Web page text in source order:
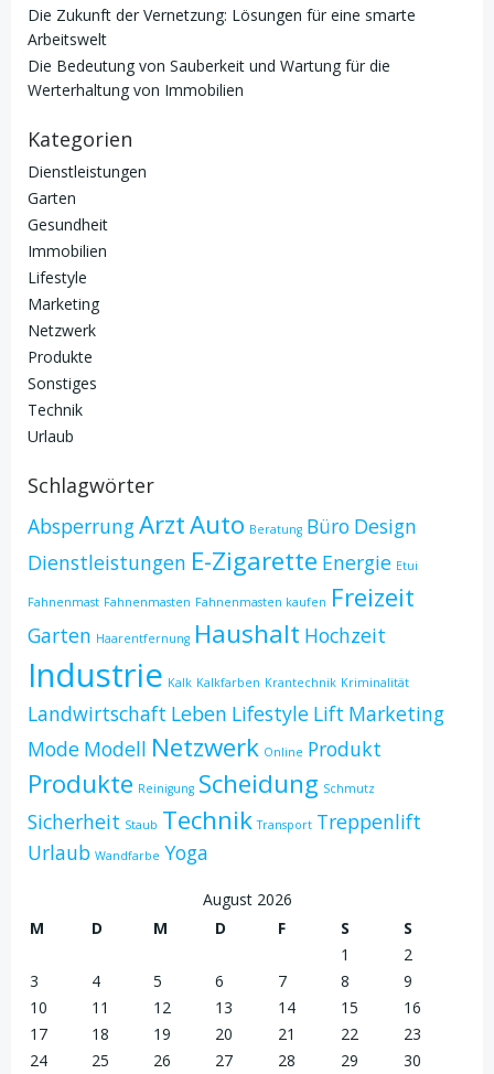
Die Zukunft der Vernetzung: Lösungen für eine smarte
Arbeitswelt
Die Bedeutung von Sauberkeit und Wartung für die
Werterhaltung von Immobilien
Kategorien
Dienstleistungen
Garten
Gesundheit
Immobilien
Lifestyle
Marketing
Netzwerk
Produkte
Sonstiges
Technik
Urlaub
Schlagwörter
AbsperrungArztAuto Beratung Büro Design
Dienstleistungen E-Zigarette Energie Etui
Fahnenmast Fahnenmasten Fahnenmasten kaufen Freizeit
Garten Haarentfernung Haushalt Hochzeit
Industrie Kalk Kalkfarben Krantechnik Kriminalität
Landwirtschaft Leben Lifestyle Lift Marketing
Mode Modell Netzwerk Online Produkt
Produkte Reinigung Scheidung Schmutz
Sicherheit Staub Technik Transport Treppenlift
Urlaub Wandfarbe Yoga
August 2026
M
D M D F S
S
1
2
3
4 5 6 7 8
9
10
11 12 13 14 15
16
17
18 19 20 21 22
23
24
25 26 27 28 29 30